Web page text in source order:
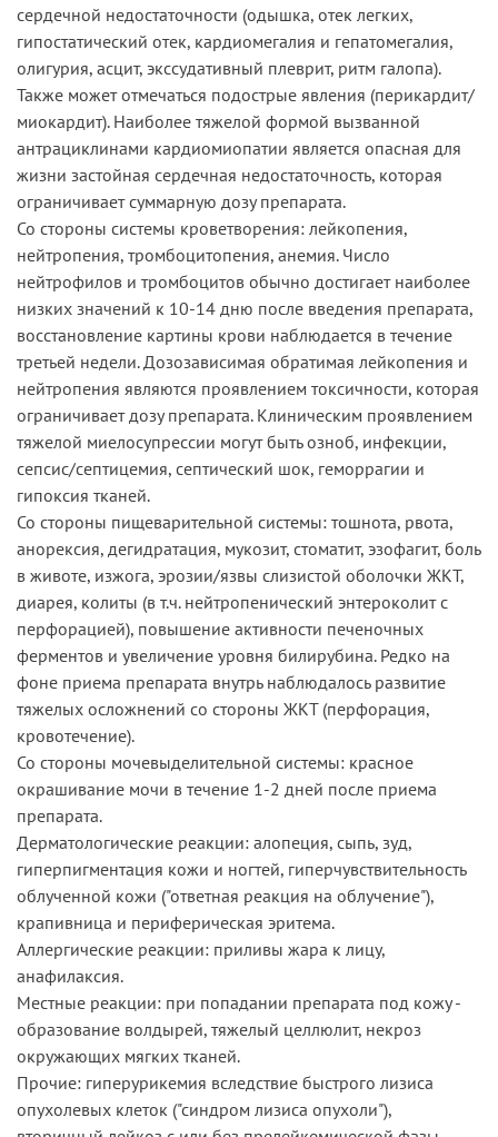
сердечной недостаточности (одышка, отек легких,
гипостатический отек, кардиомегалия и гепатомегалия,
олигурия, асцит, экссудативный плеврит, ритм галопа).
Также может отмечаться подострые явления (перикардит/
миокардит). Наиболее тяжелой формой вызванной
антрациклинами кардиомиопатии является опасная для
жизни застойная сердечная недостаточность, которая
ограничивает суммарную дозу препарата.
Со стороны системы кроветворения: лейкопения,
нейтропения, тромбоцитопения, анемия. Число
нейтрофилов и тромбоцитов обычно достигает наиболее
низких значений к 10-14 дню после введения препарата,
восстановление картины крови наблюдается в течение
третьей недели. Дозозависимая обратимая лейкопения и
нейтропения являются проявлением токсичности, которая
ограничивает дозу препарата. Клиническим проявлением
тяжелой миелосупрессии могут быть озноб, инфекции,
сепсис/септицемия, септический шок, геморрагии и
гипоксия тканей.
Со стороны пищеварительной системы: тошнота, рвота,
анорексия, дегидратация, мукозит, стоматит, эзофагит, боль
в животе, изжога, эрозии/язвы слизистой оболочки ЖКТ,
диарея, колиты (в т.ч. нейтропенический энтероколит с
перфорацией), повышение активности печеночных
ферментов и увеличение уровня билирубина. Редко на
фоне приема препарата внутрь наблюдалось развитие
тяжелых осложнений со стороны ЖКТ (перфорация,
кровотечение).
Со стороны мочевыделительной системы: красное
окрашивание мочи в течение 1-2 дней после приема
препарата.
Дерматологические реакции: алопеция, сыпь, зуд,
гиперпигментация кожи и ногтей, гиперчувствительность
облученной кожи ("ответная реакция на облучение"),
крапивница и периферическая эритема.
Аллергические реакции: приливы жара к лицу,
анафилаксия.
Местные реакции: при попадании препарата под кожу -
образование волдырей, тяжелый целлюлит, некроз
окружающих мягких тканей.
Прочие: гиперурикемия вследствие быстрого лизиса
опухолевых клеток ("синдром лизиса опухоли"),